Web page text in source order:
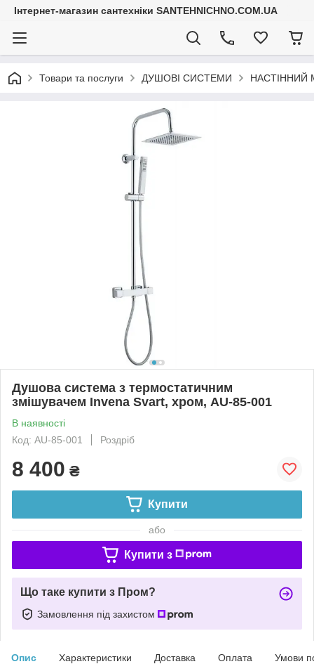
Інтернет-магазин сантехніки SANTEHNICHNO.COM.UA
Товари та послуги ДУШОВІ СИСТЕМИ
Душова система з термостатичним
змішувачем Invena Svart, хром, AU-85-001
В наявності
Код: AU-85-001
Роздріб
8 400 ₴
Купити
або
Купити з
Що таке купити з Пром?
Замовлення під захистом
Опис Характеристики Доставка Оплата Умови